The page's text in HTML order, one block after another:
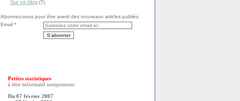
Sur ce blog (7)
Abonnez-vous pour être averti des nouveaux articles publiés.
Email
Petites statistiques
à titre informatif uniquement.
Du 07 février 2007